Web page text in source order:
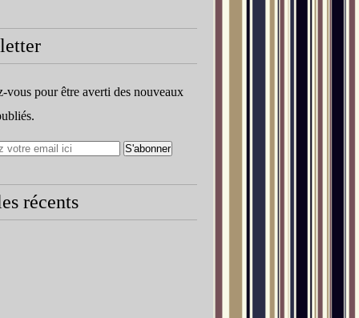
vous pour être averti des nouveaux
récents